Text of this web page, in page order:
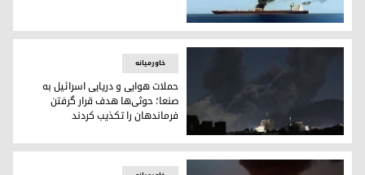
حوثی‌های یمن یک نفتکش را در دریای سرخ هدف قرار دادند
عکس آرشیوی حمله‌ی اسرائیل به یمن
خاورمیانه
حملات هوایی و دریایی اسرائیل به
صنعا؛ حوثی‌ها هدف قرار گرفتن
فرماندهان را تکذیب کردند